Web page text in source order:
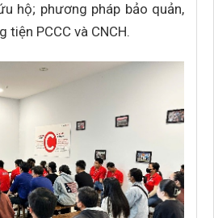
hộ; phương pháp bảo quản,
PCCC và CNCH.